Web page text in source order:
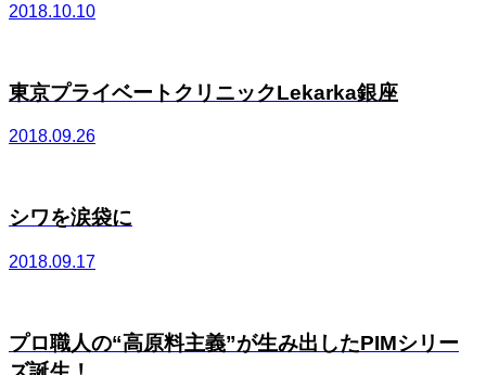
2018.10.10
東京プライベートクリニックLekarka銀座
2018.09.26
シワを涙袋に
2018.09.17
プロ職人の“高原料主義”が生み出したPIMシリー